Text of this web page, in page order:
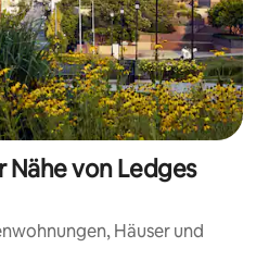
von Ledges
Häuser und